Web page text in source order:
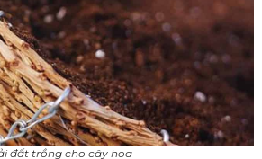
đất trồng cho cây hoa